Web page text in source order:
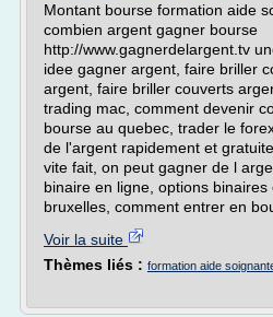
Montant bourse formation aide
combien argent gagner bourse
http://www.gagnerdelargent.tv
idee gagner argent, faire briller
argent, faire briller couverts
trading mac, comment devenir
bourse au quebec, trader le
de l'argent rapidement et
vite fait, on peut gagner de l
binaire en ligne, options
bruxelles, comment entrer en
Voir la suite
Thèmes liés : formation aide